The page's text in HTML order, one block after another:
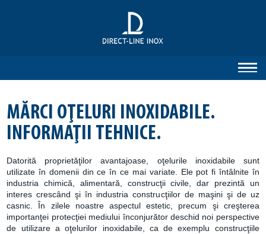
MĂRCI OŢELURI INOXIDABILE.
INFORMAŢII TEHNICE.
Datorită proprietăţilor avantajoase, oţelurile inoxidabile sunt
utilizate în domenii din ce în ce mai variate. Ele pot fi întâlnite în
industria chimică, alimentară, construcţii civile, dar prezintă un
interes crescând şi în industria construcţiilor de maşini şi de uz
casnic. În zilele noastre aspectul estetic, precum şi creşterea
importanţei protecţiei mediului înconjurător deschid noi perspective
de utilizare a oţelurilor inoxidabile, ca de exemplu construcţiile